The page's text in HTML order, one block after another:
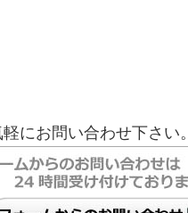
にお問い合わせ下さい。